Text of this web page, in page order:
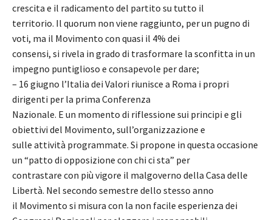
crescita e il radicamento del partito su tutto il
territorio. Il quorum non viene raggiunto, per un pugno di
voti, ma il Movimento con quasi il 4% dei
consensi, si rivela in grado di trasformare la sconfitta in un
impegno puntiglioso e consapevole per dare;
– 16 giugno l’Italia dei Valori riunisce a Roma i propri
dirigenti per la prima Conferenza
Nazionale. E un momento di riflessione sui principi e gli
obiettivi del Movimento, sull’organizzazione e
sulle attività programmate. Si propone in questa occasione
un “patto di opposizione con chi ci sta” per
contrastare con più vigore il malgoverno della Casa delle
Libertà. Nel secondo semestre dello stesso anno
il Movimento si misura con la non facile esperienza dei